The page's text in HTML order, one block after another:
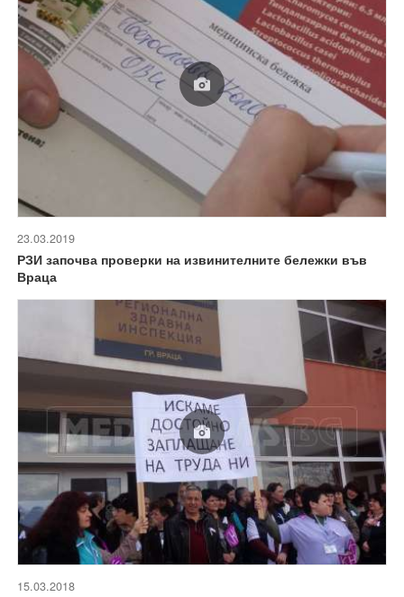
23.03.2019
РЗИ започва проверки на извинителните бележки във
Враца
15.03.2018